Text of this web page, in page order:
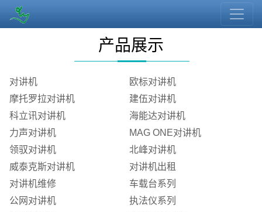
产品展示
对讲机
欧标对讲机
摩托罗拉对讲机
建伍对讲机
科立讯对讲机
海能达对讲机
力声对讲机
MAG ONE对讲机
领驭对讲机
北峰对讲机
威泰克斯对讲机
对讲机出租
对讲机维修
车载台系列
公网对讲机
执法仪系列